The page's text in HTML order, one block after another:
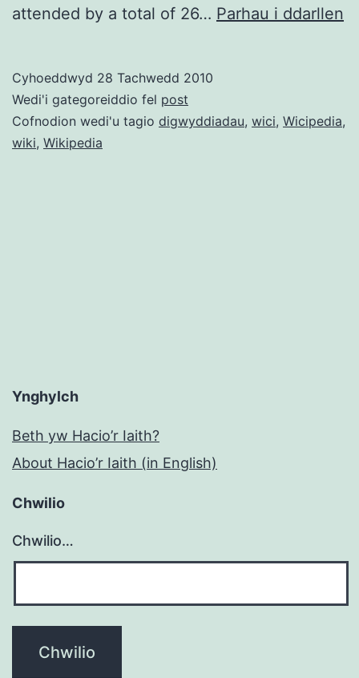
attended by a total of 26… Parhau i ddarllen
Cyhoeddwyd 28 Tachwedd 2010
Wedi'i gategoreiddio fel post
Cofnodion wedi'u tagio digwyddiadau, wici, Wicipedia,
wiki, Wikipedia
Ynghylch
Beth yw Hacio’r Iaith?
About Hacio’r Iaith (in English)
Chwilio
Chwilio…